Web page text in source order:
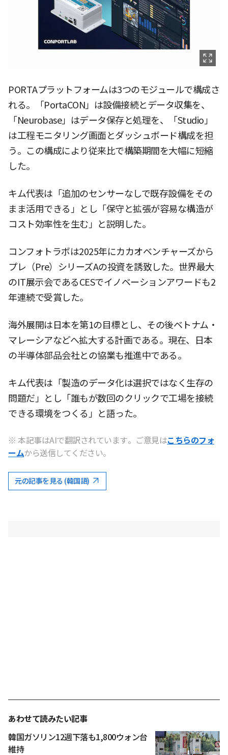
PORTAプラットフォームは3つのモジュールで構成さ
れる。「PortaCON」は設備接続とデータ収集を、
「Neurobase」はデータ保存と処理を、「Studio」
は工程モニタリング画面とダッシュボード構成を担
う。この構成により従来比で構築期間を大幅に短縮
した。
キム代表は「追加のセンサーなしで既存設備をその
まま活用できる」とし「保守と拡張が容易な構造が
コスト効率性を生む」と説明した。
コンフォトラボは2025年にカカオベンチャーズから
プレ（Pre）シリーズAの投資を誘致した。世界最大
のIT展示会であるCESでイノベーションアワードも2
年連続で受賞した。
海外展開は日本を第1の目標とし、その後ベトナム・
マレーシアなどへ拡大する計画である。現在、日本
の半導体部品会社との協業も推進中である。
キム代表は「製造のデータ化は選択ではなく生存の
問題だ」とし「誰もが数回のクリックで工場を接続
できる環境をつくる」と語った。
※ 本記事はAIで翻訳されています。ご意見はこちらのフォ
ームから送信してください。
元の記事を見る (韓国語)
あわせて読みたい記事
韓国ガソリン12週下落も1,800ウォン台
維持